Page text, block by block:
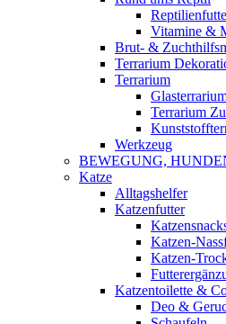
Vitamine &
Brut- &
Terrarium
Terrarium
Terrarium
Werkzeug
BEWEGUNG,
Katze
Alltagshelfer
Katzenfutter
Katzen-
Katzen-
Katzentoilette &
Deo &